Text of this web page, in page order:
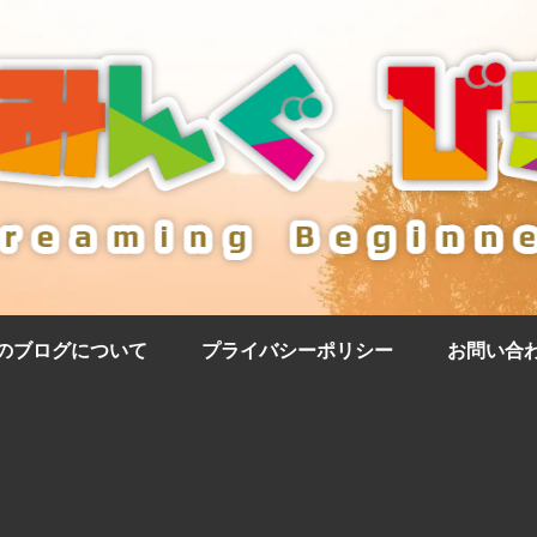
ブログについて プライバシーポリシー お問い合